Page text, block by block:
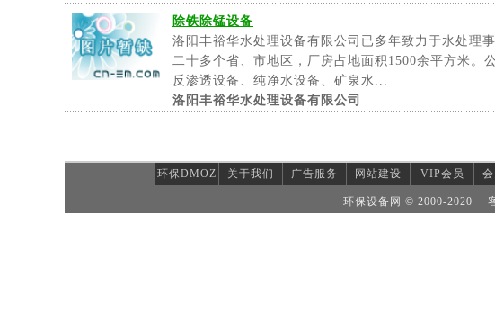
除铁除锰设备
洛阳丰裕华水处理设备有限公司已多年致力于水处理
二十多个省、市地区，厂房占地面积1500余平方米。
反渗透设备、纯净水设备、矿泉水...
洛阳丰裕华水处理设备有限公司
环保DMOZ 关于我们 广告服务 网站建设 VIP会员
环保设备网 © 2000-2020 客